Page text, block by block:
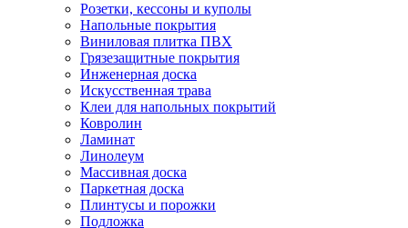
Розетки, кессоны и куполы
Напольные покрытия
Виниловая плитка ПВХ
Грязезащитные покрытия
Инженерная доска
Искусственная трава
Клеи для напольных покрытий
Ковролин
Ламинат
Линолеум
Массивная доска
Паркетная доска
Плинтусы и порожки
Подложка